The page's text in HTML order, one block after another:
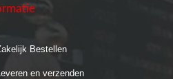
Bestellen
en verzenden